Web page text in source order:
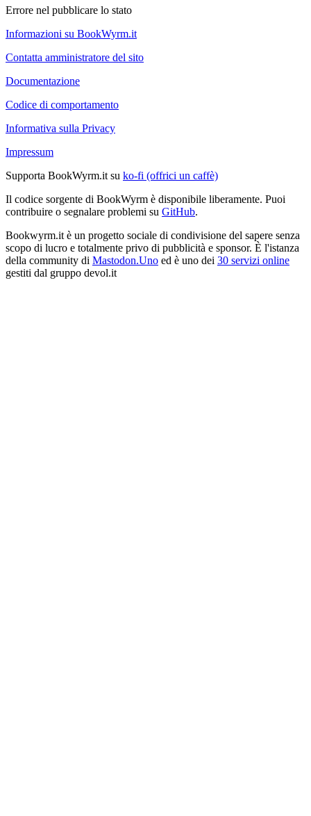
Errore nel pubblicare lo stato
Informazioni su BookWyrm.it
Contatta amministratore del sito
Documentazione
Codice di comportamento
Informativa sulla Privacy
Impressum
Supporta BookWyrm.it su ko-fi (offrici un caffè)
Il codice sorgente di BookWyrm è disponibile liberamente. Puoi
contribuire o segnalare problemi su GitHub.
Bookwyrm.it è un progetto sociale di condivisione del sapere senza
scopo di lucro e totalmente privo di pubblicità e sponsor. È l'istanza
della community di Mastodon.Uno ed è uno dei 30 servizi online
gestiti dal gruppo devol.it